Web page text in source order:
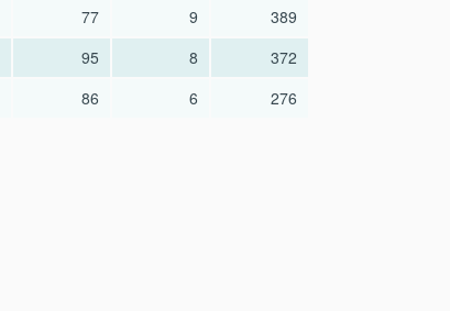
77 9
389
95 8
372
86 6 276